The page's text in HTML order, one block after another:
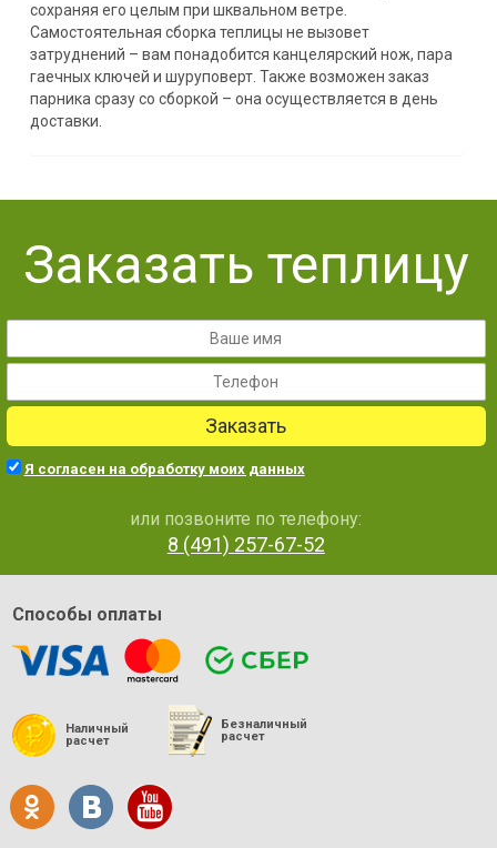
сохраняя его целым при шквальном ветре.
Самостоятельная сборка теплицы не вызовет
затруднений – вам понадобится канцелярский нож, пара
гаечных ключей и шуруповерт. Также возможен заказ
парника сразу со сборкой – она осуществляется в день
доставки.
Заказать теплицу
Заказать
Я согласен на обработку моих данных
или позвоните по телефону:
8 (491) 257-67-52
Способы оплаты
Наличный
расчет
Безналичный
расчет